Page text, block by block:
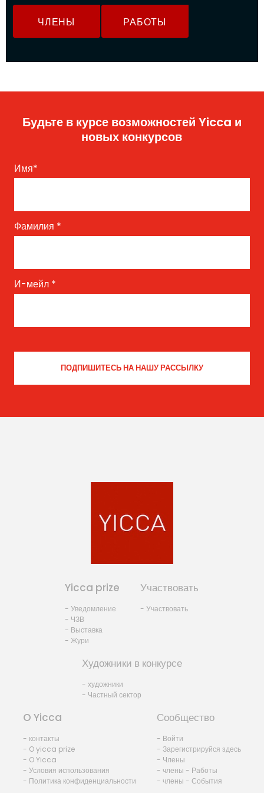
ЧЛЕНЫ РАБОТЫ
Будьте в курсе возможностей Yicca и
новых конкурсов
Имя*
Фамилия *
И-мейл *
Yicca prize
- Уведомление
- ЧЗВ
- Выставка
- Жури
Участвовать
- Участвовать
Художники в конкурсе
- художники
- Частный сектор
O Yicca
- контакты
- O yicca prize
- O Yicca
- Условия использования
- Политика конфиденциальности
Сообщество
- Войти
- Зарегистрируйся здесь
- Члены
- члены - Работы
- члены - События